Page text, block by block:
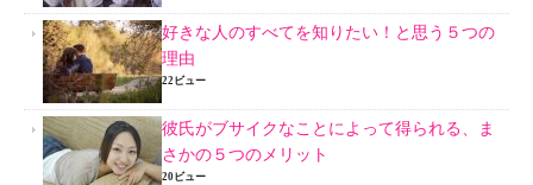
好きな人のすべてを知りたい！と思う５つの
理由
22ビュー
彼氏がブサイクなことによって得られる、ま
さかの５つのメリット
20ビュー